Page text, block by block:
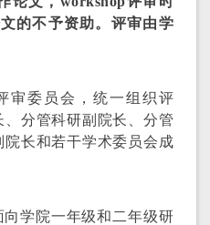
的不予资助。评审由学
审委员会，统一组织评
分管科研副院长、分管
长和若干学术委员会成
学院一年级和二年级研